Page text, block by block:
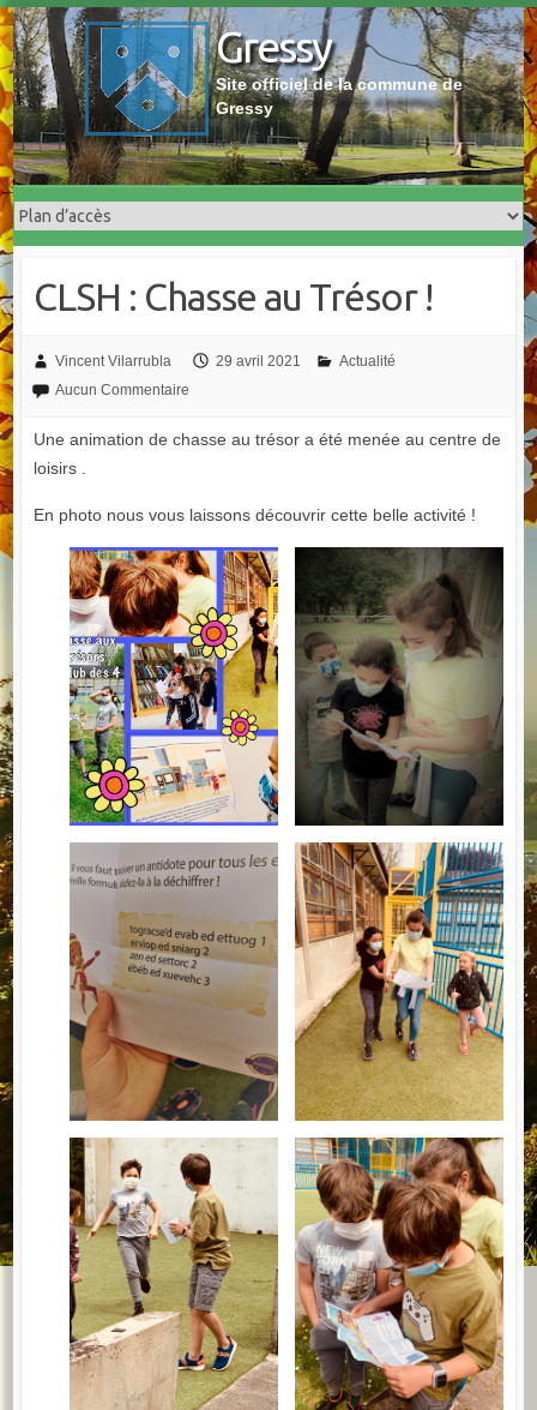
Skip
to
content
Gressy
Site officiel de la commune de
Gressy
CLSH : Chasse au Trésor !
Vincent Vilarrubla 29 avril 2021
Actualité
Aucun Commentaire
Une animation de chasse au trésor a été menée au centre de
loisirs .
En photo nous vous laissons découvrir cette belle activité !